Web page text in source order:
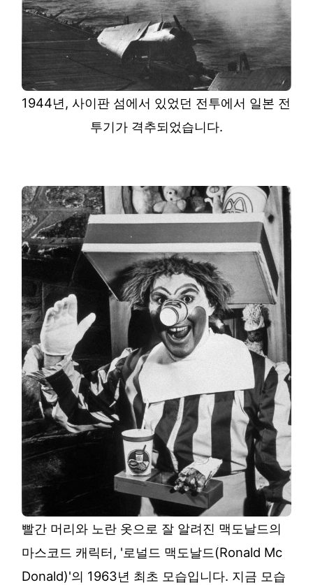
1944년, 사이판 섬에서 있었던 전투에서 일본 전
투기가 격추되었습니다.
빨간 머리와 노란 옷으로 잘 알려진 맥도날드의
마스코드 캐릭터, '로널드 맥도날드(Ronald Mc
Donald)'의 1963년 최초 모습입니다. 지금 모습